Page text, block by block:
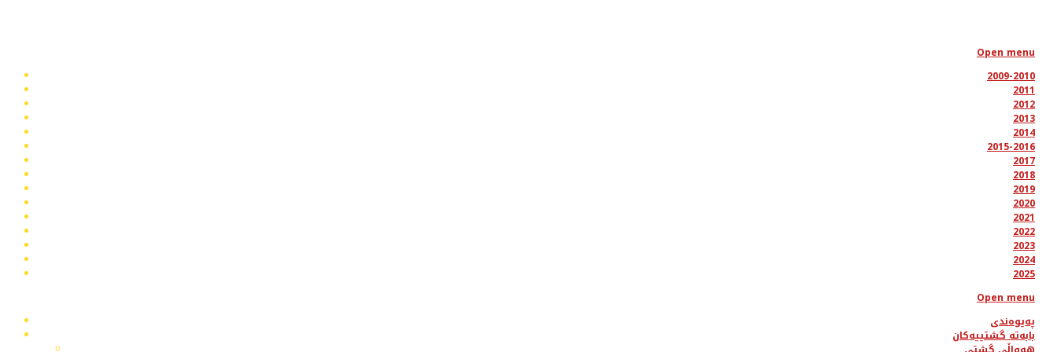
Open menu
2009-2010
2011
2012
2013
2014
2015-2016
2017
2018
2019
2020
2021
2022
2023
2024
2025
Open menu
پەیوەندی
بابەتە گشتییەکان